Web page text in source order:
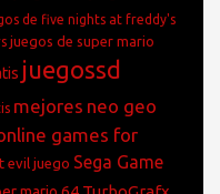
juego crash juego de
de five nights at freddy's
juegos de super mario
juegossd
mejoresneo geo
games for
Sega Game